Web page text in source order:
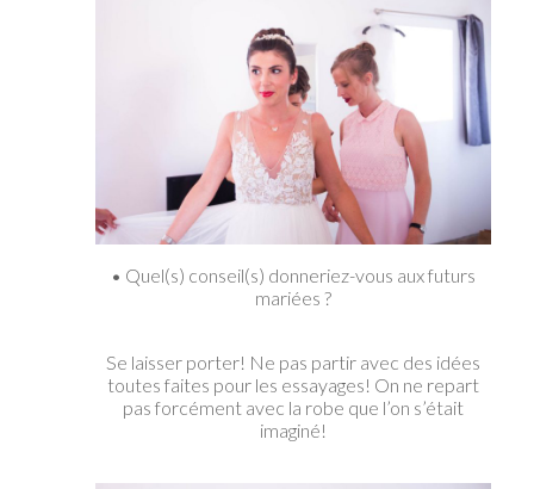
• Quel(s) conseil(s) donneriez-vous aux futurs
mariées ?
Se laisser porter! Ne pas partir avec des idées
toutes faites pour les essayages! On ne repart
pas forcément avec la robe que l’on s’était
imaginé!